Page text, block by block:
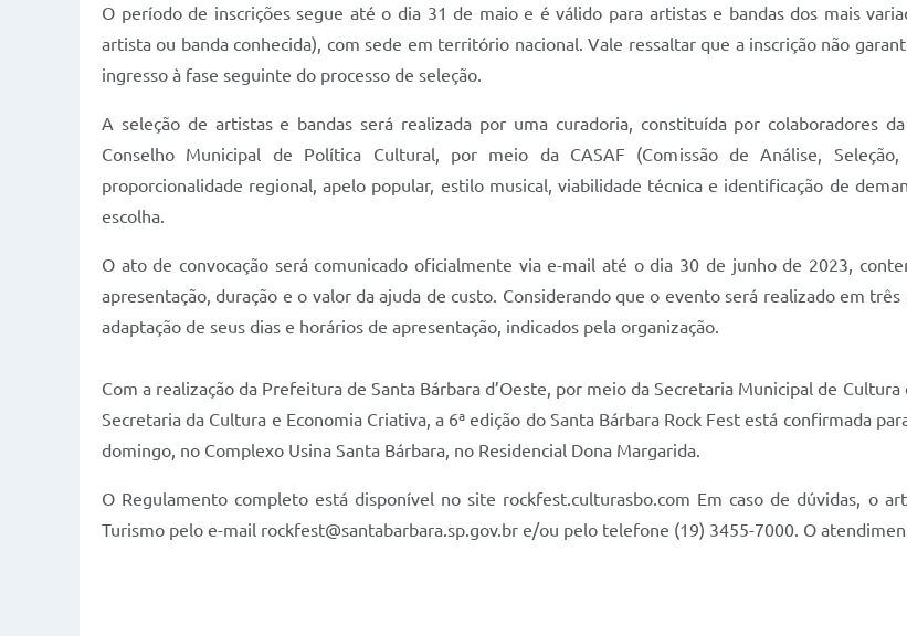
O período de inscrições segue até o dia 31 de maio e é válido para artistas e bandas dos mais
artista ou banda conhecida), com sede em território nacional. Vale ressaltar que a inscrição não
ingresso à fase seguinte do processo de seleção.
A seleção de artistas e bandas será realizada por uma curadoria, constituída por colaboradores
Conselho Municipal de Política Cultural, por meio da CASAF (Comissão de Análise,
proporcionalidade regional, apelo popular, estilo musical, viabilidade técnica e identificação de
escolha.
O ato de convocação será comunicado oficialmente via e-mail até o dia 30 de junho de 2023,
apresentação, duração e o valor da ajuda de custo. Considerando que o evento será realizado em
adaptação de seus dias e horários de apresentação, indicados pela organização.
Com a realização da Prefeitura de Santa Bárbara d’Oeste, por meio da Secretaria Municipal de
Secretaria da Cultura e Economia Criativa, a 6ª edição do Santa Bárbara Rock Fest está confirmada
domingo, no Complexo Usina Santa Bárbara, no Residencial Dona Margarida.
O Regulamento completo está disponível no site rockfest.culturasbo.com Em caso de dúvidas, o
Turismo pelo e-mail rockfest@santabarbara.sp.gov.br e/ou pelo telefone (19) 3455-7000. O